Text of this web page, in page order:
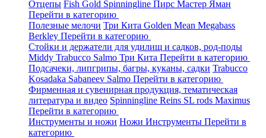
Отцепы Fish Gold Spinningline Пирс Мастер Яман
Перейти в категорию
Полезные мелочи Три Кита Golden Mean Megabass
Berkley Перейти в категорию
Стойки и держатели для удилищ и садков, род-поды
Middy Trabucco Salmo Три Кита Перейти в категорию
Подсачеки, липгрипы, багры, куканы, садки Trabucco
Kosadaka Sabaneev Salmo Перейти в категорию
Фирменная и сувенирная продукция, тематическая
литература и видео Spinningline Reins SL rods Maximus
Перейти в категорию
Инструменты и ножи Ножи Инструменты Перейти в
категорию